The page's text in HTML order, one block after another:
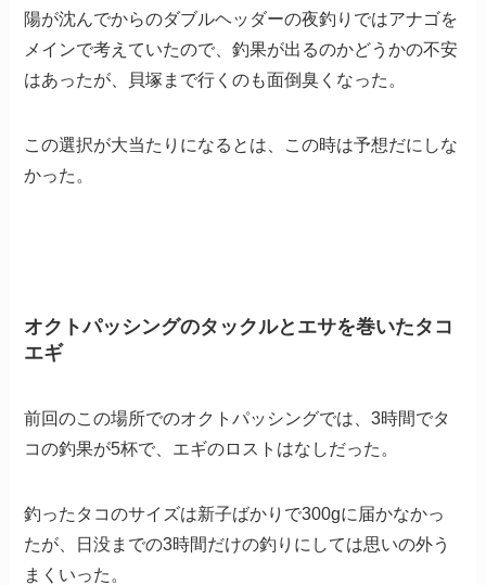
陽が沈んでからのダブルヘッダーの夜釣りではアナゴを
メインで考えていたので、釣果が出るのかどうかの不安
はあったが、貝塚まで行くのも面倒臭くなった。
この選択が大当たりになるとは、この時は予想だにしな
かった。
オクトパッシングのタックルとエサを巻いたタコ
エギ
前回のこの場所でのオクトパッシングでは、3時間でタ
コの釣果が5杯で、エギのロストはなしだった。
釣ったタコのサイズは新子ばかりで300gに届かなかっ
たが、日没までの3時間だけの釣りにしては思いの外う
まくいった。